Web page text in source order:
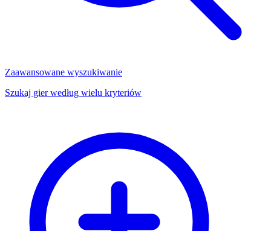
Zaawansowane wyszukiwanie
Szukaj gier według wielu kryteriów